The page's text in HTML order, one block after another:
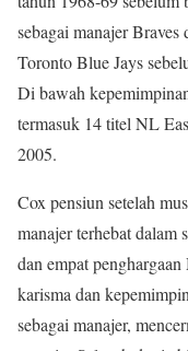
sebagai manajer
Toronto Blue Jays
Di bawah
termasuk 14 titel NL
2005.
Cox pensiun setelah
manajer terhebat dalam
dan empat
karisma dan
sebagai manajer,